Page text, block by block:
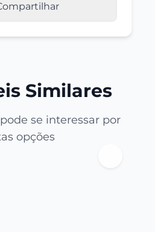
Similares
se interessar por
opções